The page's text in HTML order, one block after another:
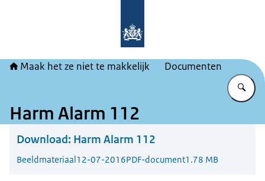
Maak het ze niet te makkelijk Documenten
Harm Alarm 112
Download: Harm Alarm 112
Beeldmateriaal12-07-2016PDF-document1.78 MB